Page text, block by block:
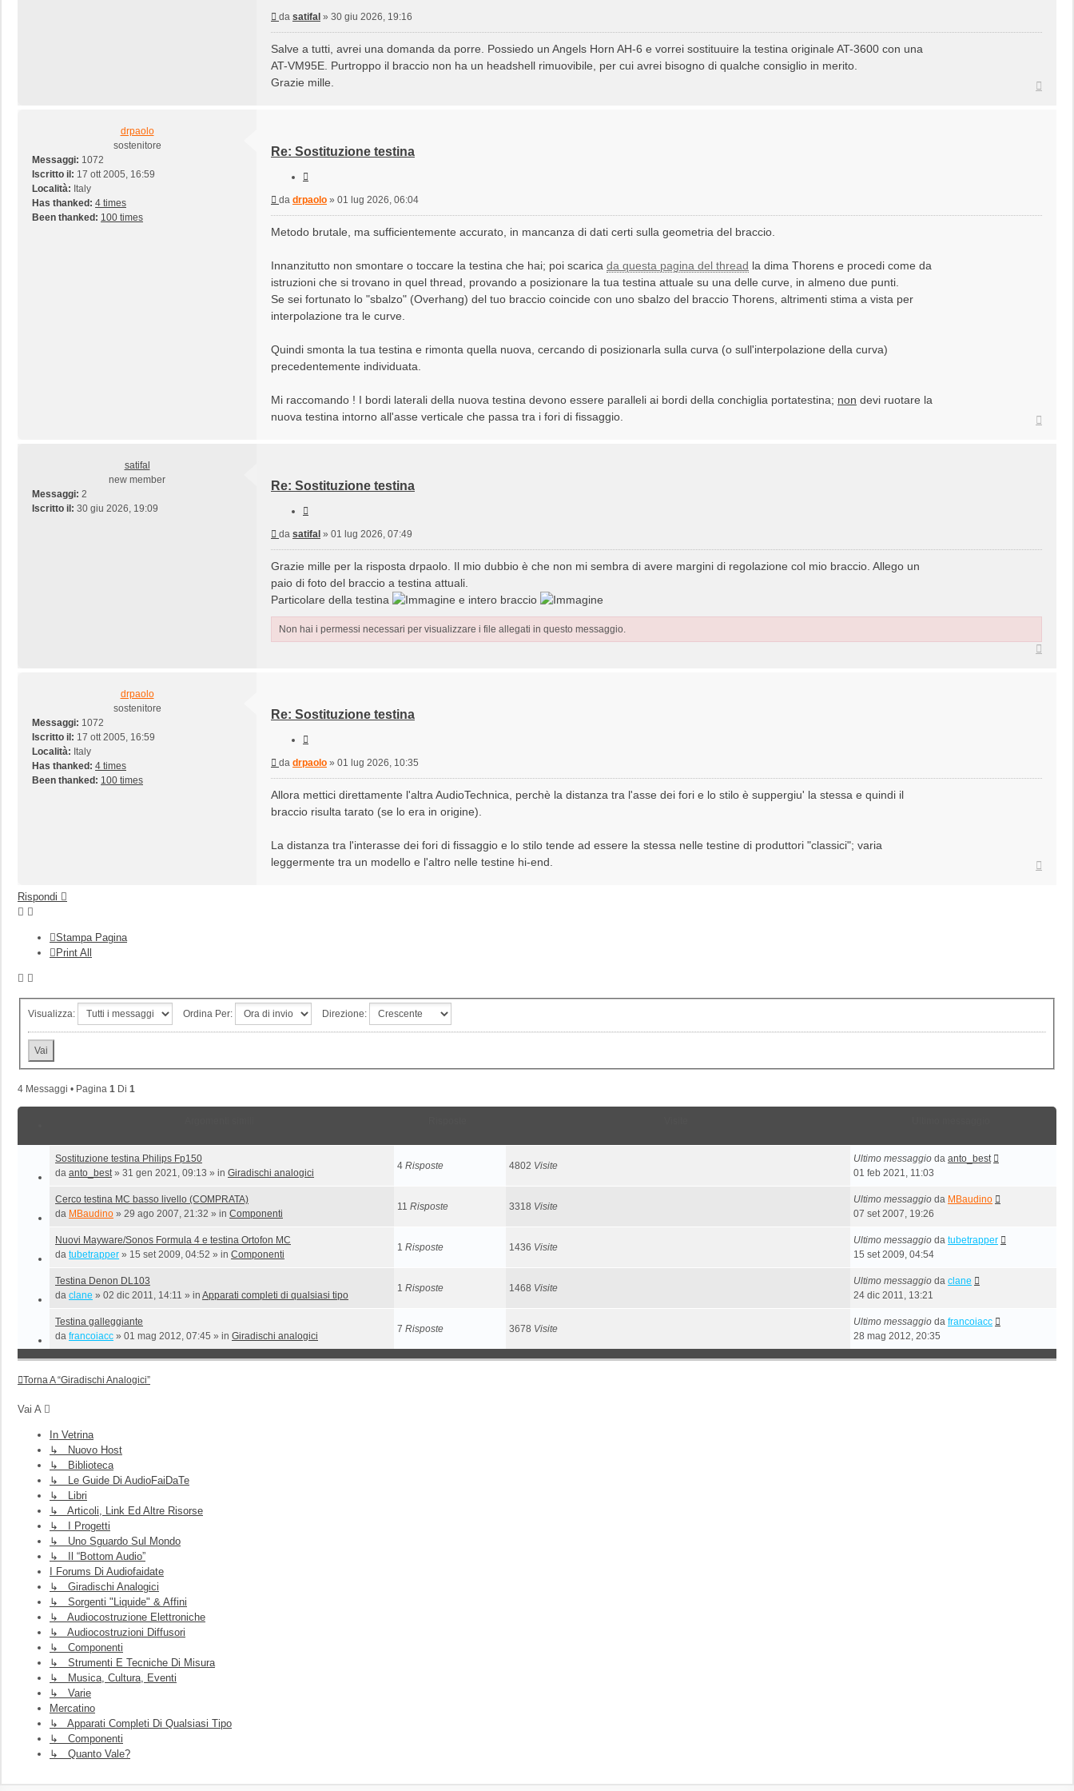
Messaggio
da satifal » 30 giu 2026, 19:16
Salve a tutti, avrei una domanda da porre. Possiedo un Angels Horn AH-6 e vorrei sostituuire la testina originale AT-3600 con una
AT-VM95E. Purtroppo il braccio non ha un headshell rimuovibile, per cui avrei bisogno di qualche consiglio in merito.
Grazie mille.
drpaolo
sostenitore
Messaggi: 1072
Iscritto il: 17 ott 2005, 16:59
Località: Italy
Has thanked: 4 times
Been thanked: 100 times
Re: Sostituzione testina
Messaggio
da drpaolo » 01 lug 2026, 06:04
Metodo brutale, ma sufficientemente accurato, in mancanza di dati certi sulla geometria del braccio.
Innanzitutto non smontare o toccare la testina che hai; poi scarica da questa pagina del thread la dima Thorens e procedi come da
istruzioni che si trovano in quel thread, provando a posizionare la tua testina attuale su una delle curve, in almeno due punti.
Se sei fortunato lo "sbalzo" (Overhang) del tuo braccio coincide con uno sbalzo del braccio Thorens, altrimenti stima a vista per
interpolazione tra le curve.
Quindi smonta la tua testina e rimonta quella nuova, cercando di posizionarla sulla curva (o sull'interpolazione della curva)
precedentemente individuata.
Mi raccomando ! I bordi laterali della nuova testina devono essere paralleli ai bordi della conchiglia portatestina; non devi ruotare la
nuova testina intorno all'asse verticale che passa tra i fori di fissaggio.
satifal
new member
Messaggi: 2
Iscritto il: 30 giu 2026, 19:09
Re: Sostituzione testina
Messaggio
da satifal » 01 lug 2026, 07:49
Grazie mille per la risposta drpaolo. Il mio dubbio è che non mi sembra di avere margini di regolazione col mio braccio. Allego un
paio di foto del braccio a testina attuali.
Particolare della testina
e intero braccio
Non hai i permessi necessari per visualizzare i file allegati in questo messaggio.
Top
drpaolo
sostenitore
Messaggi: 1072
Iscritto il: 17 ott 2005, 16:59
Località: Italy
Has thanked: 4 times
Been thanked: 100 times
Re: Sostituzione testina
Messaggio
da drpaolo » 01 lug 2026, 10:35
Allora mettici direttamente l'altra AudioTechnica, perchè la distanza tra l'asse dei fori e lo stilo è suppergiu' la stessa e quindi il
braccio risulta tarato (se lo era in origine).
La distanza tra l'interasse dei fori di fissaggio e lo stilo tende ad essere la stessa nelle testine di produttori "classici"; varia
leggermente tra un modello e l'altro nelle testine hi-end.
Rispondi
Stampa Pagina
Print All
Visualizza: Ordina Per: Direzione:
4 Messaggi • Pagina 1 Di 1
Sostituzione testina Philips Fp150
da anto_best » 31 gen 2021, 09:13 » in Giradischi analogici
4 Risposte 4802 Visite
Ultimo messaggio da anto_best
01 feb 2021, 11:03
Cerco testina MC basso livello (COMPRATA)
da MBaudino » 29 ago 2007, 21:32 » in Componenti
11 Risposte 3318 Visite
Ultimo messaggio da MBaudino
07 set 2007, 19:26
Nuovi Mayware/Sonos Formula 4 e testina Ortofon MC
da tubetrapper » 15 set 2009, 04:52 » in Componenti
1 Risposte 1436 Visite
Ultimo messaggio da tubetrapper
15 set 2009, 04:54
Testina Denon DL103
da clane » 02 dic 2011, 14:11 » in Apparati completi di qualsiasi tipo
1 Risposte 1468 Visite
Ultimo messaggio da clane
24 dic 2011, 13:21
Testina galleggiante
da francoiacc » 01 mag 2012, 07:45 » in Giradischi analogici
7 Risposte 3678 Visite
Ultimo messaggio da francoiacc
28 mag 2012, 20:35
Torna A “Giradischi Analogici”
Vai A
In Vetrina
↳ Nuovo Host
↳ Biblioteca
↳ Le Guide Di AudioFaiDaTe
↳ Libri
↳ Articoli, Link Ed Altre Risorse
↳ I Progetti
↳ Uno Sguardo Sul Mondo
↳ Il “Bottom Audio”
I Forums Di Audiofaidate
↳ Giradischi Analogici
↳ Sorgenti "liquide" & Affini
↳ Audiocostruzione Elettroniche
↳ Audiocostruzioni Diffusori
↳ Componenti
↳ Strumenti E Tecniche Di Misura
↳ Musica, Cultura, Eventi
↳ Varie
Mercatino
↳ Apparati Completi Di Qualsiasi Tipo
↳ Componenti
↳ Quanto Vale?